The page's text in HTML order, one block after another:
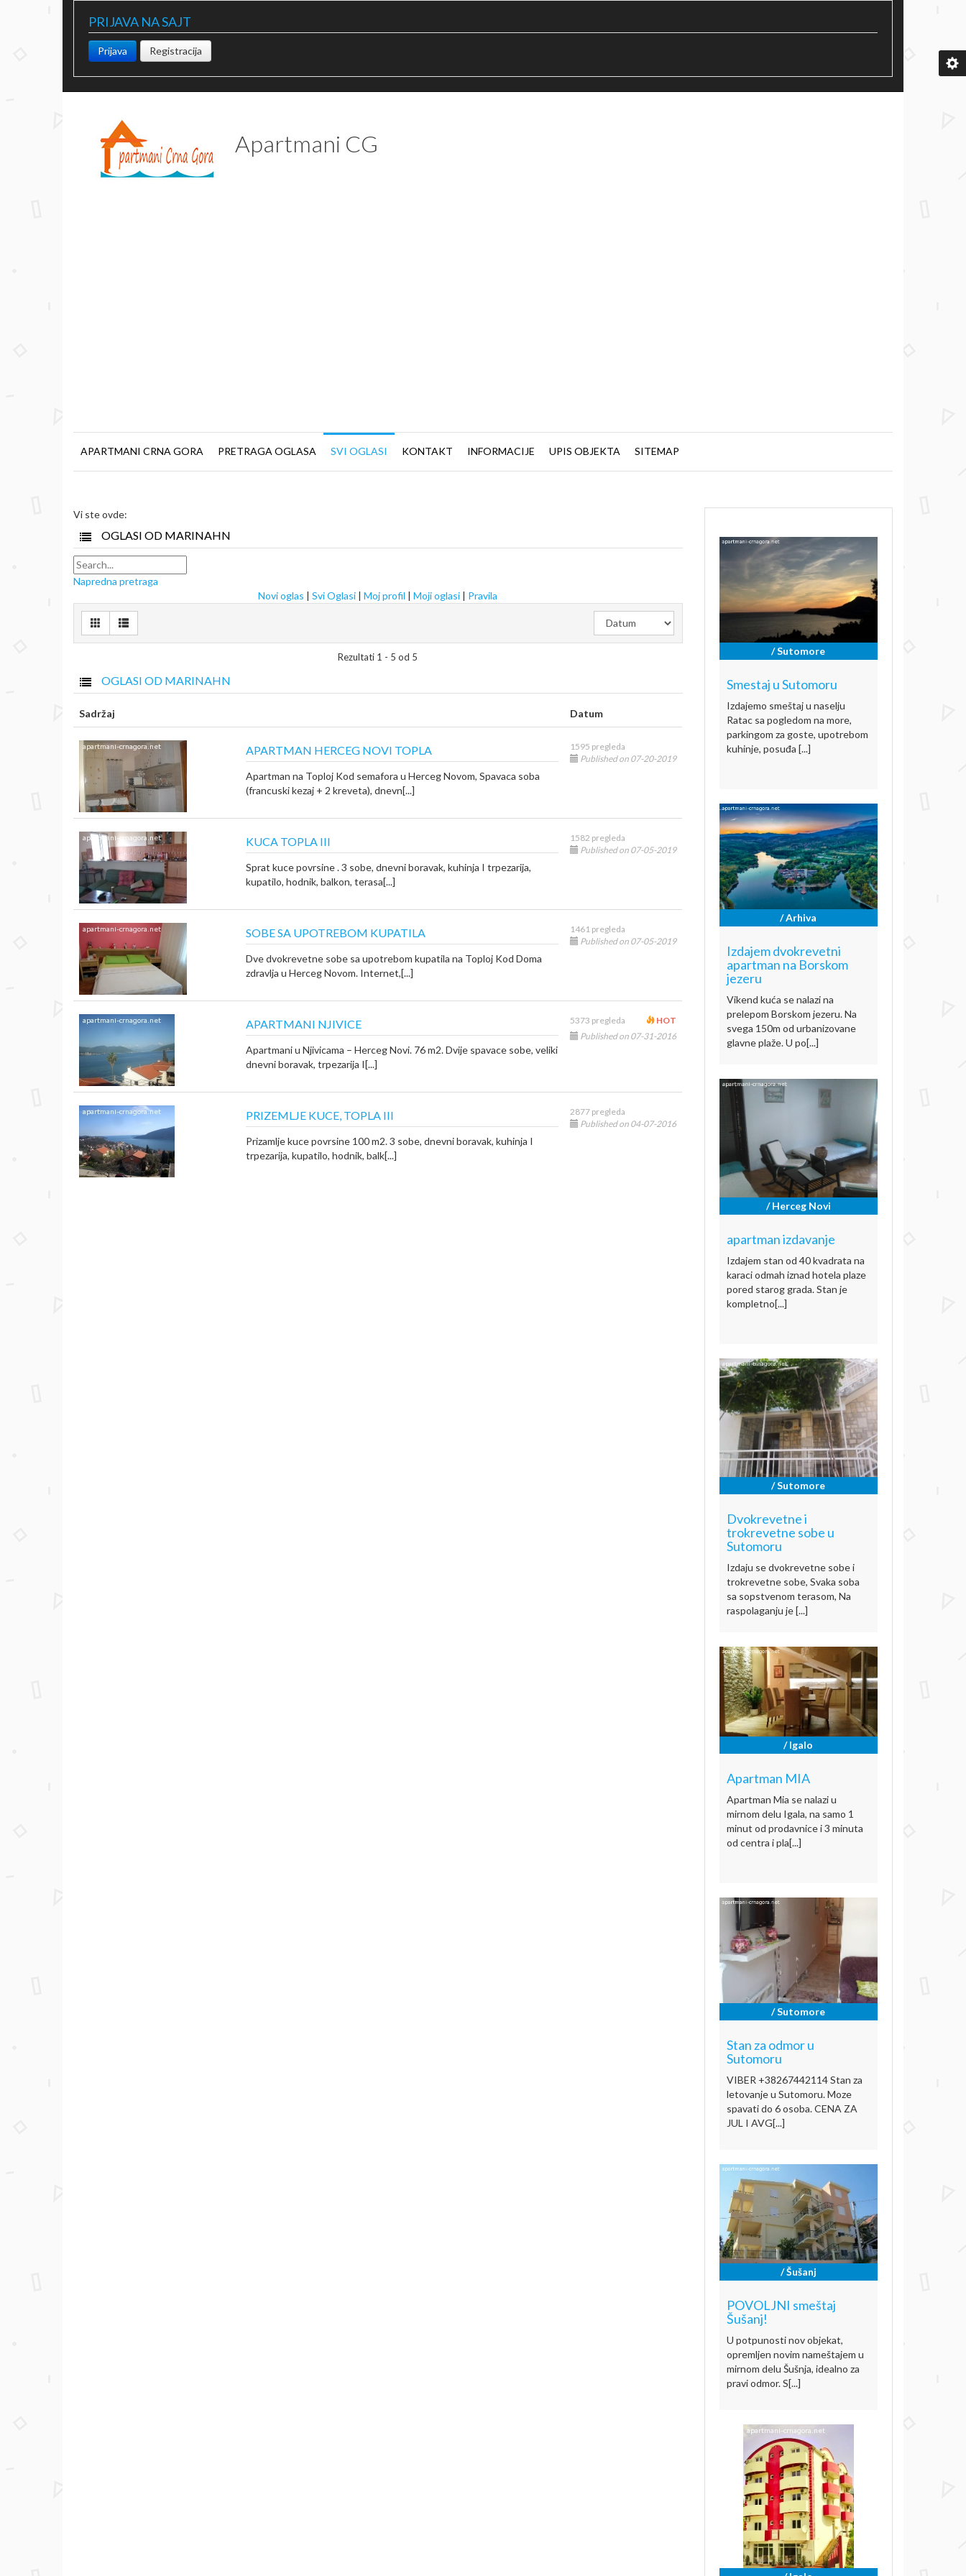
PRIJAVA NA SAJT
Prijava Registracija
Apartmani CG
APARTMANI CRNA GORA PRETRAGA OGLASA SVI OGLASI KONTAKT INFORMACIJE UPIS OBJEKTA SITEMAP
Vi ste ovde:
OGLASI OD MARINAHN
Napredna pretraga
Novi oglas |Svi Oglasi |Moj profil |Moji oglasi | Pravila
Rezultati 1 - 5 od 5
OGLASI OD MARINAHN
Sadržaj Datum
APARTMAN HERCEG NOVI TOPLA
Apartman na Toploj Kod semafora u Herceg Novom, Spavaca soba
(francuski kezaj + 2 kreveta), dnevn[...]
1595 pregleda
Published on 07-20-2019
KUCA TOPLA III
Sprat kuce povrsine . 3 sobe, dnevni boravak, kuhinja I trpezarija,
kupatilo, hodnik, balkon, terasa[...]
1582 pregleda
Published on 07-05-2019
SOBE SA UPOTREBOM KUPATILA
Dve dvokrevetne sobe sa upotrebom kupatila na Toploj Kod Doma
zdravlja u Herceg Novom. Internet,[...]
1461 pregleda
Published on 07-05-2019
APARTMANI NJIVICE
Apartmani u Njivicama – Herceg Novi. 76 m2. Dvije spavace sobe, veliki
dnevni boravak, trpezarija I[...]
HOT
5373 pregleda
Published on 07-31-2016
PRIZEMLJE KUCE, TOPLA III
Prizamlje kuce povrsine 100 m2. 3 sobe, dnevni boravak, kuhinja I
trpezarija, kupatilo, hodnik, balk[...]
2877 pregleda
Published on 04-07-2016
/ Sutomore
Smestaj u Sutomoru
Izdajemo smeštaj u naselju
Ratac sa pogledom na more,
parkingom za goste, upotrebom
kuhinje, posuđa [...]
/ Arhiva
Izdajem dvokrevetni
apartman na Borskom
jezeru
Vikend kuća se nalazi na
prelepom Borskom jezeru. Na
svega 150m od urbanizovane
glavne plaže. U po[...]
/ Herceg Novi
apartman izdavanje
Izdajem stan od 40 kvadrata na
karaci odmah iznad hotela plaze
pored starog grada. Stan je
kompletno[...]
/ Sutomore
Dvokrevetne i
trokrevetne sobe u
Sutomoru
Izdaju se dvokrevetne sobe i
trokrevetne sobe, Svaka soba
sa sopstvenom terasom, Na
raspolaganju je [...]
/ Igalo
Apartman MIA
Apartman Mia se nalazi u
mirnom delu Igala, na samo 1
minut od prodavnice i 3 minuta
od centra i pla[...]
/ Sutomore
Stan za odmor u
Sutomoru
VIBER +38267442114 Stan za
letovanje u Sutomoru. Moze
spavati do 6 osoba. CENA ZA
JUL I AVG[...]
/ Šušanj
POVOLJNI smeštaj
Šušanj!
U potpunosti nov objekat,
opremljen novim nameštajem u
mirnom delu Šušnja, idealno za
pravi odmor. S[...]